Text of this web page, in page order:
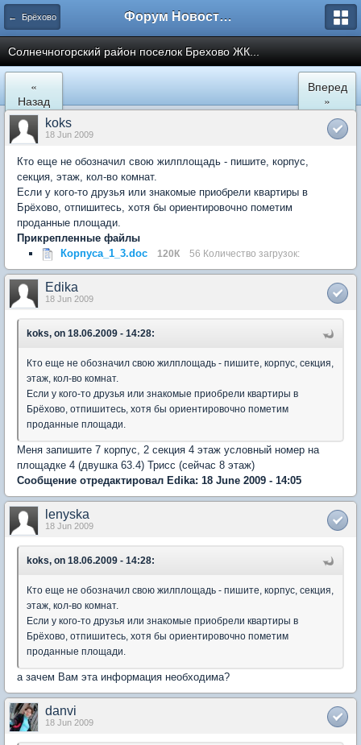
← Брёхово Форум Новостройки
Cолнечногорский район поселок Брехово ЖК...
«
Назад
Вперед
»
koks
18 Jun 2009
Кто еще не обозначил свою жилплощадь - пишите, корпус,
секция, этаж, кол-во комнат.
Если у кого-то друзья или знакомые приобрели квартиры в
Брёхово, отпишитесь, хотя бы ориентировочно пометим
проданные площади.
Прикрепленные файлы
Корпуса_1_3.doc
120К 56 Количество загрузок:
Edika
18 Jun 2009
koks, on 18.06.2009 - 14:28:
Кто еще не обозначил свою жилплощадь - пишите, корпус, секция,
этаж, кол-во комнат.
Если у кого-то друзья или знакомые приобрели квартиры в
Брёхово, отпишитесь, хотя бы ориентировочно пометим
проданные площади.
Меня запишите 7 корпус, 2 секция 4 этаж условный номер на
площадке 4 (двушка 63.4) Трисс (сейчас 8 этаж)
Сообщение отредактировал Edika: 18 June 2009 - 14:05
lenyska
18 Jun 2009
koks, on 18.06.2009 - 14:28:
Кто еще не обозначил свою жилплощадь - пишите, корпус, секция,
этаж, кол-во комнат.
Если у кого-то друзья или знакомые приобрели квартиры в
Брёхово, отпишитесь, хотя бы ориентировочно пометим
проданные площади.
а зачем Вам эта информация необходима?
danvi
18 Jun 2009